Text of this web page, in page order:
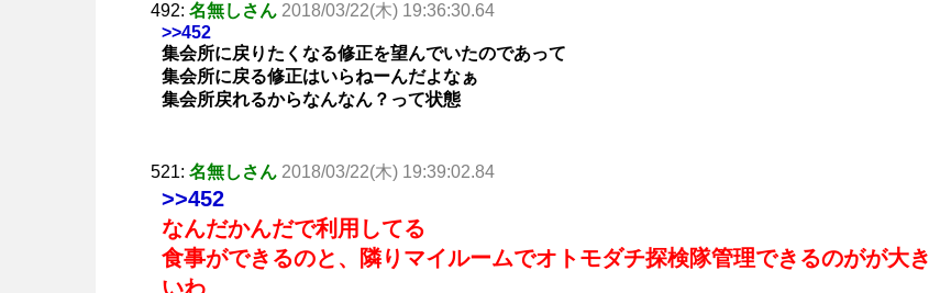
492: 名無しさん 2018/03/22(木) 19:36:30.64
>>452
集会所に戻りたくなる修正を望んでいたのであって
集会所に戻る修正はいらねーんだよなぁ
集会所戻れるからなんなん？って状態
521: 名無しさん 2018/03/22(木) 19:39:02.84
>>452
なんだかんだで利用してる
食事ができるのと、隣りマイルームでオトモダチ探検隊管理できるのがが大き
いわ